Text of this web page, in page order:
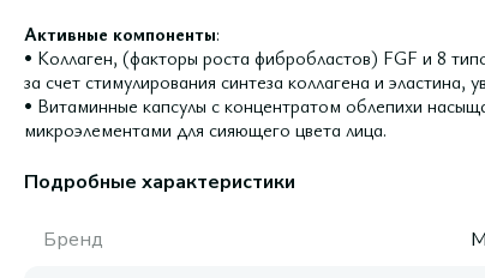
Активные компоненты:
• Коллаген, (факторы роста фибробластов) FGF и 8
за счет стимулирования синтеза коллагена и эластина,
• Витаминные капсулы с концентратом облепихи
микроэлементами для сияющего цвета лица.
Подробные характеристики
Бренд